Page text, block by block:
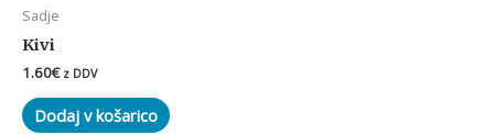
Sadje
Kivi
1.60€ z DDV
Dodaj v košarico